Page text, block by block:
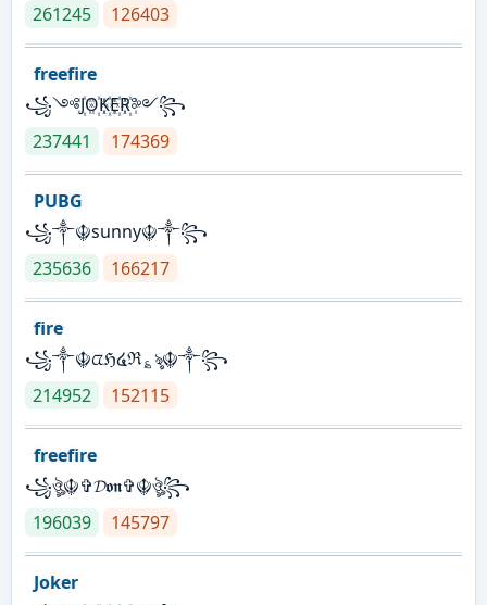
261245
126403
freefire
꧁༺J꙰O꙰K꙰E꙰R꙰༻꧂
237441
174369
PUBG
꧁༒☬sunny☬༒꧂
235636
166217
fire
꧁༒☬ᤂℌ໔ℜ؏ৡ☬༒꧂
214952
152115
freefire
꧁ঔৣ☬✞𝓓𝖔𝖓✞☬ঔৣ꧂
196039
145797
Joker